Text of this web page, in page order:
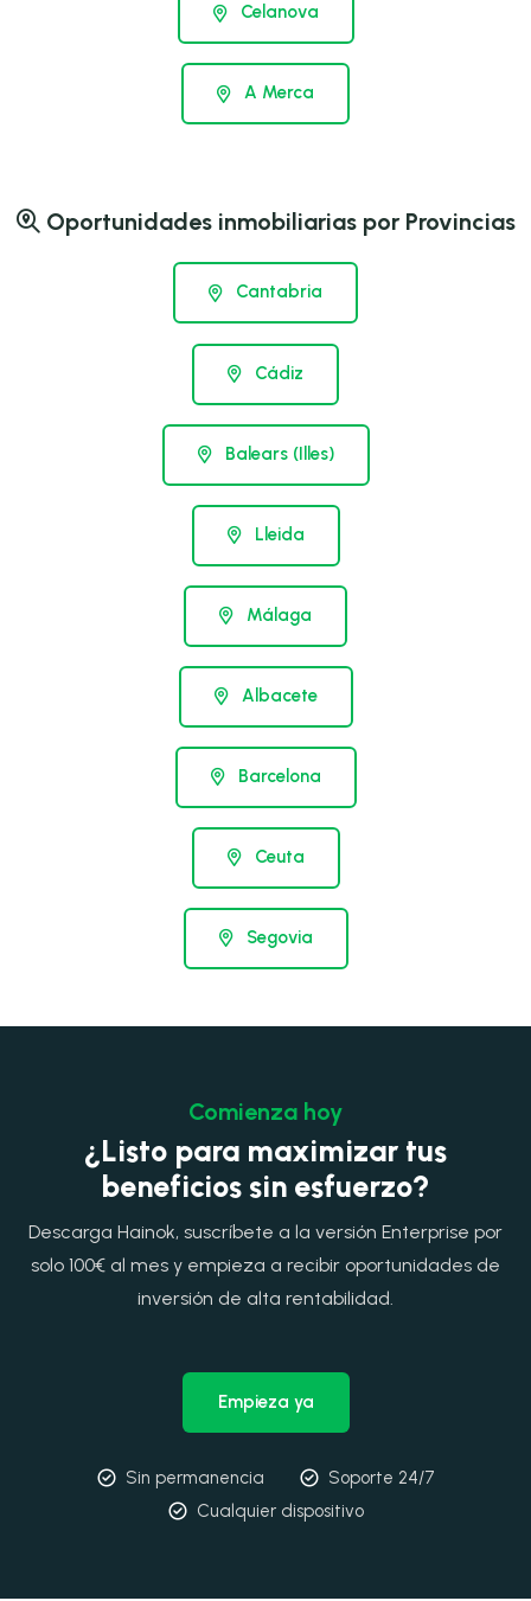
Celanova
A Merca
Oportunidades inmobiliarias por Provincias
Cantabria
Cádiz
Balears (Illes)
Lleida
Málaga
Albacete
Barcelona
Ceuta
Segovia
Comienza hoy
¿Listo para maximizar tus
beneficios sin esfuerzo?
Descarga Hainok, suscríbete a la versión Enterprise por
solo 100€ al mes y empieza a recibir oportunidades de
inversión de alta rentabilidad.
Empieza ya
Sin permanencia
Soporte 24/7
Cualquier dispositivo